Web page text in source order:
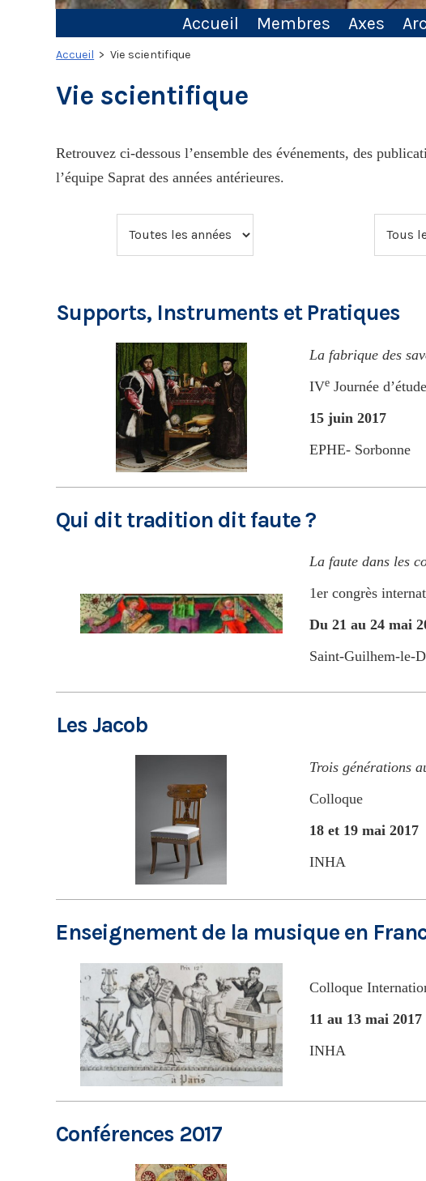
Accueil Membres Axes
Accueil > Vie scientifique
Vie scientifique
Retrouvez ci-dessous l’ensemble des événements, des
l’équipe Saprat des années antérieures.
Supports, Instruments et Pratiques
La fabrique des
IVe Journée
15 juin 2017
EPHE- Sorbonne
Qui dit tradition dit faute ?
La faute dans les
1er congrès
Du 21 au 24 mai
Saint-Guilhem-le-
Les Jacob
Trois générations
Colloque
18 et 19 mai 2017
INHA
Enseignement de la musique en
Colloque
11 au 13 mai 2017
INHA
Conférences 2017